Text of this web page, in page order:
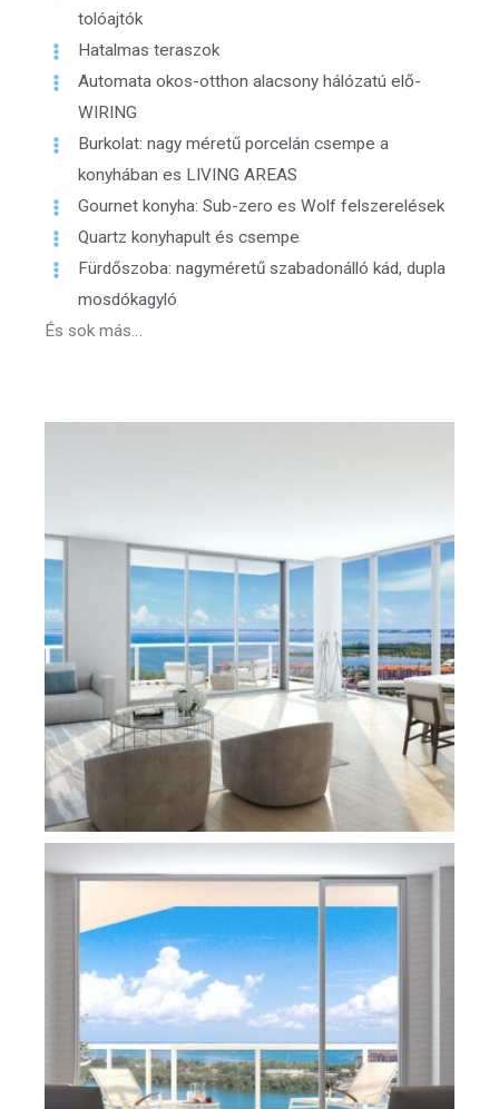
tolóajtók
Hatalmas teraszok
Automata okos-otthon alacsony hálózatú elő-
WIRING
Burkolat: nagy méretű porcelán csempe a
konyhában es LIVING AREAS
Gournet konyha: Sub-zero es Wolf felszerelések
Quartz konyhapult és csempe
Fürdőszoba: nagyméretű szabadonálló kád, dupla
mosdókagyló
És sok más…